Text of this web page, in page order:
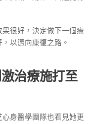
很好，決定做下一個療
以邁向康復之路。
治療施打至
身醫學團隊也看見她更